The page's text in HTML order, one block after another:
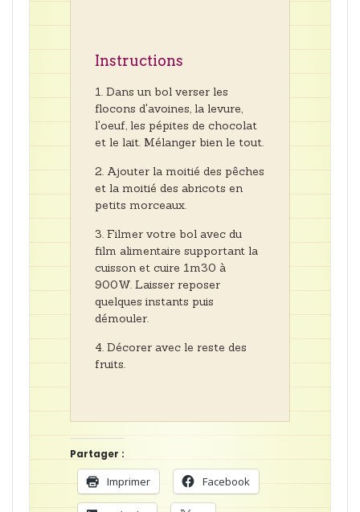
Instructions
Dans un bol verser les
flocons d'avoines, la levure,
l'oeuf, les pépites de chocolat
et le lait. Mélanger bien le tout.
Ajouter la moitié des pêches
et la moitié des abricots en
petits morceaux.
Filmer votre bol avec du
film alimentaire supportant la
cuisson et cuire 1m30 à
900W. Laisser reposer
quelques instants puis
démouler.
Décorer avec le reste des
fruits.
Partager :
Imprimer Facebook